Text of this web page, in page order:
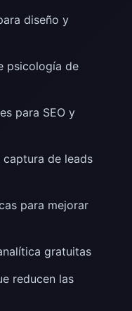
diseño y
psicología de
para SEO y
de leads
para mejorar
gratuitas
reducen las